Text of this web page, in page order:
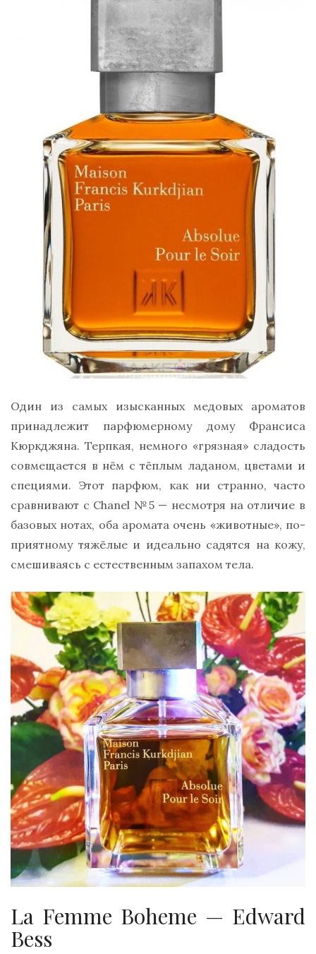
Один из самых изысканных медовых ароматов
принадлежит парфюмерному дому Франсиса
Кюркджяна. Терпкая, немного «грязная» сладость
совмещается в нём с тёплым ладаном, цветами и
специями. Этот парфюм, как ни странно, часто
сравнивают с Chanel №5 — несмотря на отличие в
базовых нотах, оба аромата очень «животные», по-
приятному тяжёлые и идеально садятся на кожу,
смешиваясь с естественным запахом тела.
La Femme Boheme — Edward
Bess